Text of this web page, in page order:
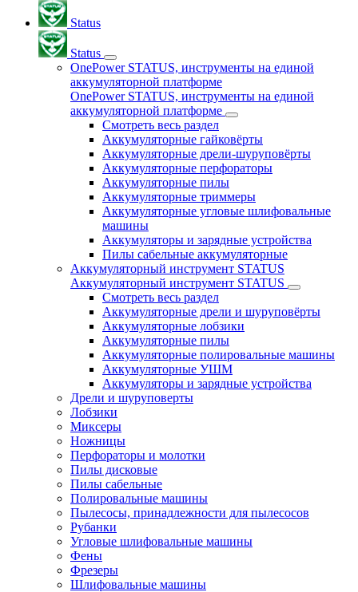
Status
Status
OnePower STATUS, инструменты на единой
аккумуляторной платформе
OnePower STATUS, инструменты на единой
аккумуляторной платформе
Смотреть весь раздел
Аккумуляторные гайковёрты
Аккумуляторные дрели-шуруповёрты
Аккумуляторные перфораторы
Аккумуляторные пилы
Аккумуляторные триммеры
Аккумуляторные угловые шлифовальные
машины
Аккумуляторы и зарядные устройства
Пилы сабельные аккумуляторные
Аккумуляторный инструмент STATUS
Аккумуляторный инструмент STATUS
Смотреть весь раздел
Аккумуляторные дрели и шуруповёрты
Аккумуляторные лобзики
Аккумуляторные пилы
Аккумуляторные полировальные машины
Аккумуляторные УШМ
Аккумуляторы и зарядные устройства
Дрели и шуруповерты
Лобзики
Миксеры
Ножницы
Перфораторы и молотки
Пилы дисковые
Пилы сабельные
Полировальные машины
Пылесосы, принадлежности для пылесосов
Рубанки
Угловые шлифовальные машины
Фены
Фрезеры
Шлифовальные машины